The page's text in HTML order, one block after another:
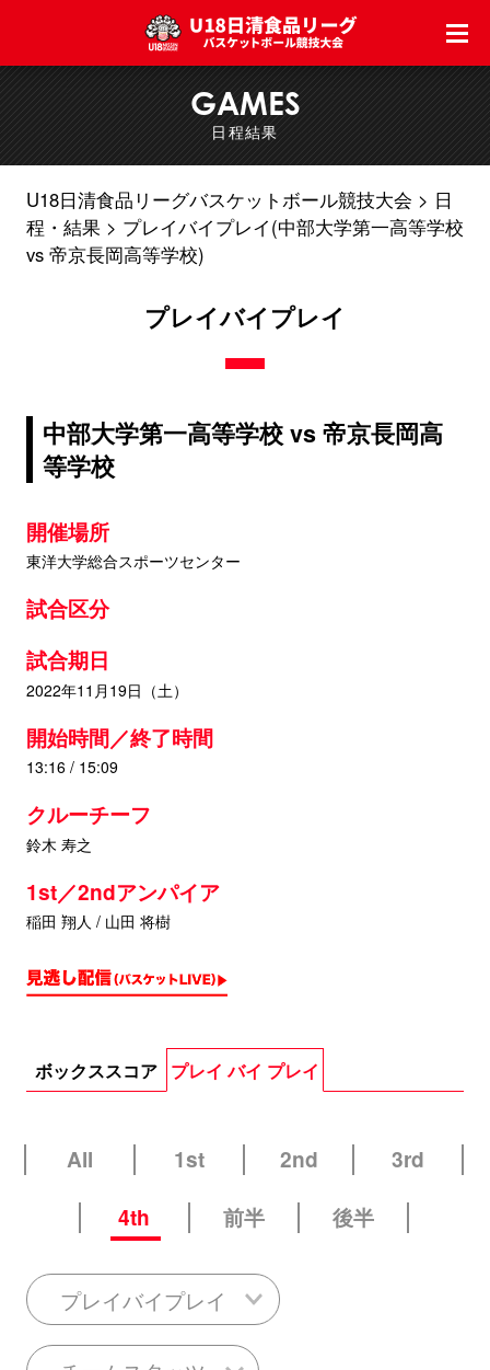
GAMES
日程結果
U18日清食品リーグバスケットボール競技大会
日
程・結果
プレイバイプレイ(中部大学第一高等学校
vs 帝京長岡高等学校)
プレイバイプレイ
中部大学第一高等学校 vs 帝京長岡高
等学校
開催場所
東洋大学総合スポーツセンター
試合区分
試合期日
2022年11月19日（土）
開始時間／終了時間
13:16 / 15:09
クルーチーフ
鈴木 寿之
1st／2ndアンパイア
稲田 翔人 / 山田 将樹
ボックススコア プレイ バイ プレイ
All 1st 2nd
3rd
4th
前半 後半
プレイバイプレイ